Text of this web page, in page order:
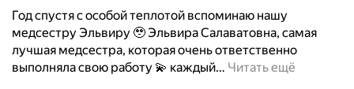
Год спустя с особой теплотой вспоминаю нашу
медсестру Эльвиру 🥹 Эльвира Салаватовна, самая
лучшая медсестра, которая очень ответственно
выполняла свою работу 💫 каждый… Читать ещё